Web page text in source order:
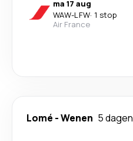
ma 17 aug
WAW-LFW· 1 stop
Air France
Lomé -Wenen 5 dagen